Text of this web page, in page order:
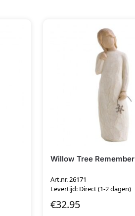
Willow Tree Remember
Art.nr. 26171
Levertijd: Direct (1-2 dagen)
€32.95